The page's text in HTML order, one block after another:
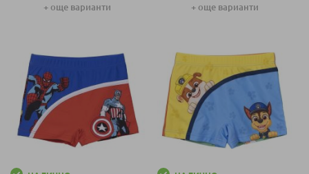
98 СМ (24-36 М)
+ още варианти
128 СМ (7 Г)
114 СМ (5 Г)
+ още варианти